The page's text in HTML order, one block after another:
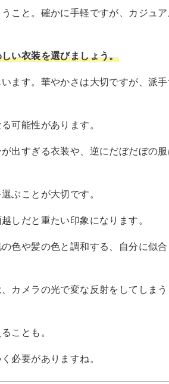
こと。確かに手軽ですが、カジュ
い衣装を選びましょう。
ます。華やかさは大切ですが、派
可能性があります。
出すぎる衣装や、逆にだぼだぼの服
ぶことが大切です。
しだと重たい印象になります。
色や髪の色と調和する、自分に似
カメラの光で変な反射をしてしま
ことも。
必要がありますね。